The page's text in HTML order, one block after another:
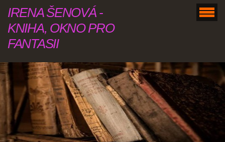
IRENA ŠENOVÁ -
KNIHA, OKNO PRO
FANTASII